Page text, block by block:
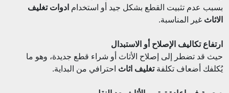
بسبب عدم تثبيت القطع بشكل جيد أو استخدام ادوات تغليف
الاثاث غير المناسبة.
ارتفاع تكاليف الإصلاح أو الاستبدال
حيث قد تضطر إلى إصلاح الأثاث أو شراء قطع جديدة، وهو ما
يُكلفك أضعاف تكلفةتغليف اثاث احترافي من البداية.